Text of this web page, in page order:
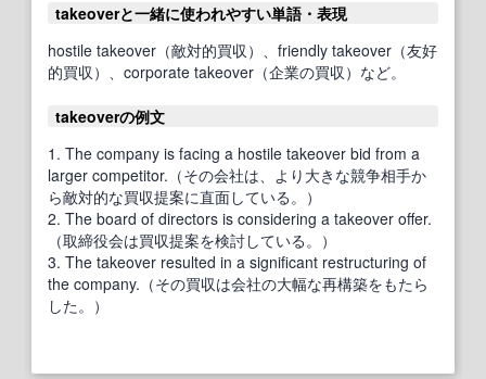
takeoverと一緒に使われやすい単語・表現
hostile takeover（敵対的買収）、friendly takeover（友好
的買収）、corporate takeover（企業の買収）など。
takeoverの例文
1. The company is facing a hostile takeover bid from a
larger competitor.（その会社は、より大きな競争相手か
ら敵対的な買収提案に直面している。）
2. The board of directors is considering a takeover offer.
（取締役会は買収提案を検討している。）
3. The takeover resulted in a significant restructuring of
the company.（その買収は会社の大幅な再構築をもたら
した。）